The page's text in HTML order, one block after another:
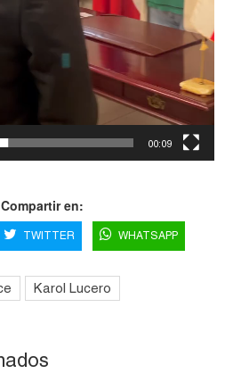
00:09
Compartir en:
TWITTER WHATSAPP
Karol Lucero